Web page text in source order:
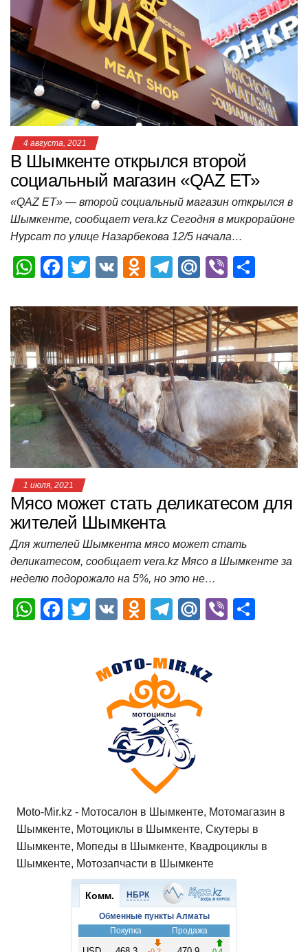
A
p
p
b
o
o
k
kl
a
ss
ni
ki
a
m
а
в
и
т
ь
4 августа, 2021
В Шымкенте открылся второй
социальный магазин «QAZ ЕТ»
«QAZ ЕТ» — второй социальный магазин открылся в
Шымкенте, сообщает vera.kz Сегодня в микрорайоне
Нурсат по улице Назарбекова 12/5 начала…
W
at
s
A
p
p
F
c
e
b
o
o
k
T
tt
er
V
O
n
o
kl
a
ss
ni
ki
T
e
gr
a
m
M
.R
u
Vi
er п
р
а
в
и
т
ь
1 июля, 2021
Мясо может стать деликатесом для
жителей Шымкента
Для жителей Шымкента мясо может стать
деликатесом, сообщает vera.kz Мясо в Шымкенте за
неделю подорожало на 5%, но это не…
W
F
T
er
V
O
n
o
kl
a
ss
ni
ki
T
e
gr
a
m
M
u
Vi
Moto-Mir.kz - Мотосалон в Шымкенте, Мотомагазин в
Шымкенте, Мотоциклы в Шымкенте, Скутеры в
Шымкенте, Мопеды в Шымкенте, Квадроциклы в
Шымкенте, Мотозапчасти в Шымкенте